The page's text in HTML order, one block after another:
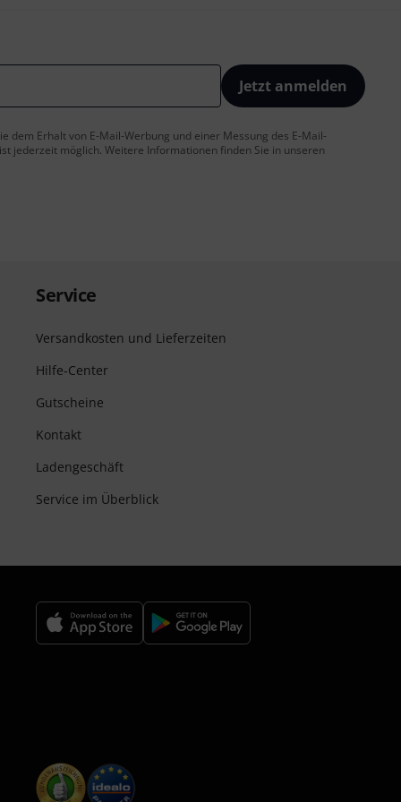
Jetzt anmelden
dem Erhalt von E-Mail-Werbung und einer Messung des E-Mail-
jederzeit möglich. Weitere Informationen finden Sie in unseren
Service
Versandkosten und Lieferzeiten
Hilfe-Center
Gutscheine
Kontakt
Ladengeschäft
Service im Überblick